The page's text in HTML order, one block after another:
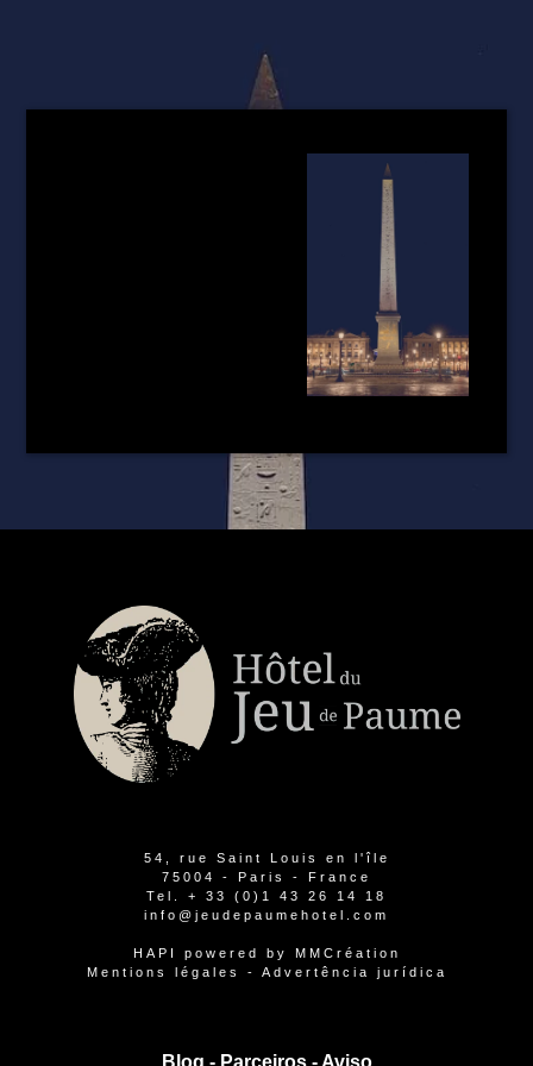
54, rue Saint Louis en l'île
75004 - Paris - France
Tel. + 33 (0)1 43 26 14 18
info@jeudepaumehotel.com
HAPI powered by MMCréation
Mentions légales
- Advertência jurídica